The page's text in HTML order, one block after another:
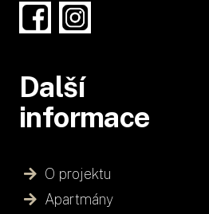
Další
informace
O projektu
Apartmány